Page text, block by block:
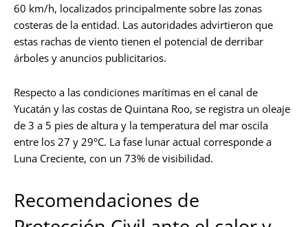
60 km/h, localizados principalmente sobre las zonas
costeras de la entidad. Las autoridades advirtieron que
estas rachas de viento tienen el potencial de derribar
árboles y anuncios publicitarios.
Respecto a las condiciones marítimas en el canal de
Yucatán y las costas de Quintana Roo, se registra un oleaje
de 3 a 5 pies de altura y la temperatura del mar oscila
entre los 27 y 29°C. La fase lunar actual corresponde a
Luna Creciente, con un 73% de visibilidad.
Recomendaciones de